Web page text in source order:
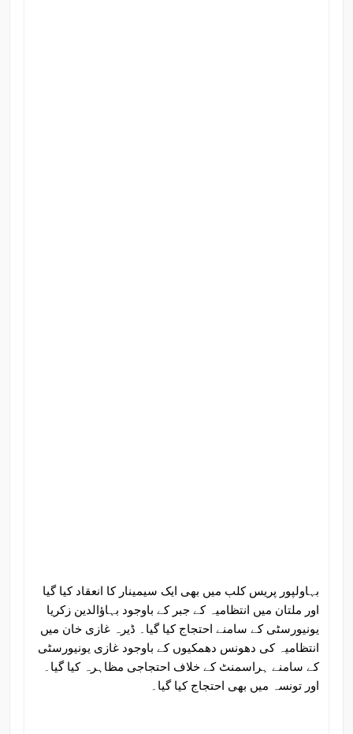
بہاولپور پریس کلب میں بھی ایک سیمینار کا انعقاد کیا گیا
اور ملتان میں انتظامیہ کے جبر کے باوجود بہاؤالدین زکریا
یونیورسٹی کے سامنے احتجاج کیا گیا۔ ڈیرہ غازی خان میں
انتظامیہ کی دھونس دھمکیوں کے باوجود غازی یونیورسٹی
کے سامنے ہراسمنٹ کے خلاف احتجاجی مظاہرہ کیا گیا۔
اور تونسہ میں بھی احتجاج کیا گیا۔